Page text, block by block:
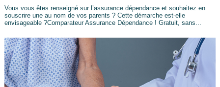
Vous vous êtes renseigné sur l’assurance dépendance et souhaitez en
souscrire une au nom de vos parents ? Cette démarche est-elle
envisageable ?Comparateur Assurance Dépendance ! Gratuit, sans...